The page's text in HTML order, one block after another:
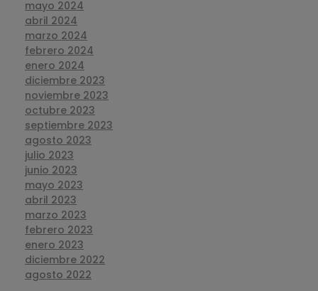
mayo 2024
abril 2024
marzo 2024
febrero 2024
enero 2024
diciembre 2023
noviembre 2023
octubre 2023
septiembre 2023
agosto 2023
julio 2023
junio 2023
mayo 2023
abril 2023
marzo 2023
febrero 2023
enero 2023
diciembre 2022
agosto 2022